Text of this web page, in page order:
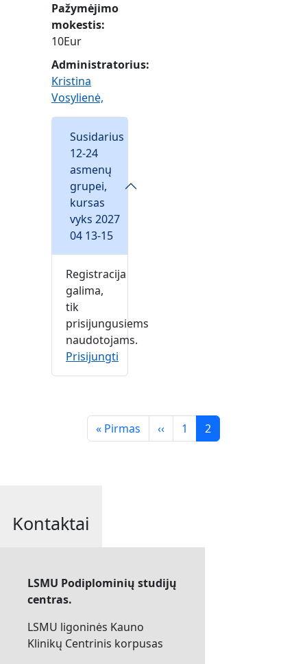
Pažymėjimo
mokestis
10Eur
Administratorius:
Kristina
Vosylienė,
Susidarius
12-24
asmenų
grupei,
kursas
vyks 2027
04 13-15
Registracija
galima,
tik
prisijungusiems
naudotojams.
Prisijungti
Pagination
Pirmas puslapis
« Pirmas Previous page
‹‹ Puslapis
1 Puslapis
2
Kontaktai
LSMU Podiplominių studijų
centras.
LSMU ligoninės Kauno
Klinikų Centrinis korpusas